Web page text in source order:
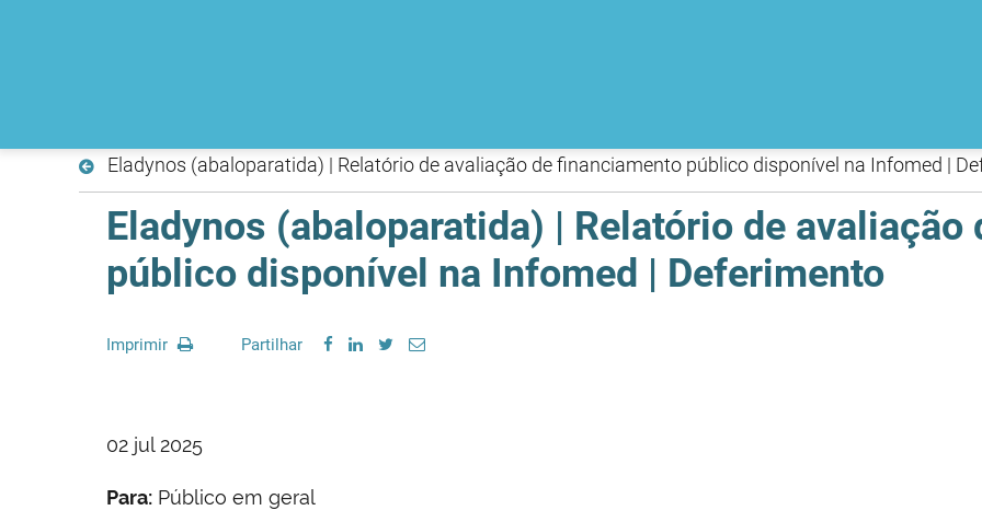
Eladynos (abaloparatida) | Relatório de avaliação de financiamento público disponível na Infomed |
Eladynos (abaloparatida) | Relatório de
público disponível na Infomed | Deferimento
Imprimir Partilhar
02 jul 2025
Para: Público em geral